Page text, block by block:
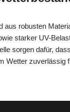
aus robusten
starker UV-
sorgen dafür,
Wetter zuverlässig